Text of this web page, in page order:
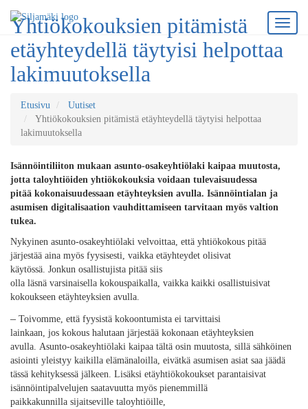
Yhtiökokouksien pitämistä
etäyhteydellä täytyisi helpottaa
lakimuutoksella
Etusivu
Uutiset
Yhtiökokouksien pitämistä etäyhteydellä täytyisi helpottaa
lakimuutoksella
Isännöintiliiton mukaan asunto-osakeyhtiölaki kaipaa muutosta,
jotta taloyhtiöiden yhtiökokouksia voidaan tulevaisuudessa
pitää kokonaisuudessaan etäyhteyksien avulla. Isännöintialan ja
asumisen digitalisaation vauhdittamiseen tarvitaan myös valtion
tukea.
Nykyinen asunto-osakeyhtiölaki velvoittaa, että yhtiökokous pitää
järjestää aina myös fyysisesti, vaikka etäyhteydet olisivat
käytössä. Jonkun osallistujista pitää siis
olla läsnä varsinaisella kokouspaikalla, vaikka kaikki osallistuisivat
kokoukseen etäyhteyksien avulla.
– Toivomme, että fyysistä kokoontumista ei tarvittaisi
lainkaan, jos kokous halutaan järjestää kokonaan etäyhteyksien
avulla. Asunto-osakeyhtiölaki kaipaa tältä osin muutosta, sillä sähköinen
asiointi yleistyy kaikilla elämänaloilla, eivätkä asumisen asiat saa jäädä
tässä kehityksessä jälkeen. Lisäksi etäyhtiökokoukset parantaisivat
isännöintipalvelujen saatavuutta myös pienemmillä
paikkakunnilla sijaitseville taloyhtiöille,